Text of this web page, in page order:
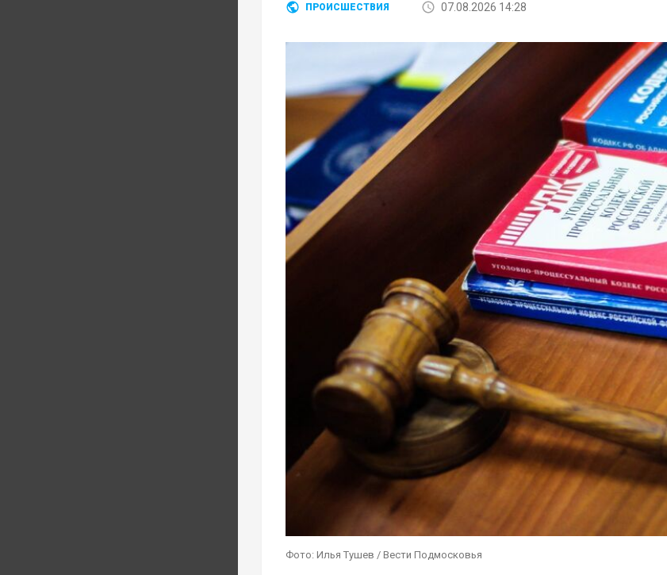
ПРОИСШЕСТВИЯ 07.08.2026 14:28
Фото: Илья Тушев / Вести Подмосковья